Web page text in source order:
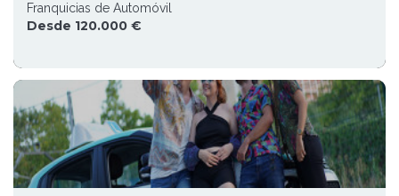
Franquicias de Automóvil
Desde 120.000 €